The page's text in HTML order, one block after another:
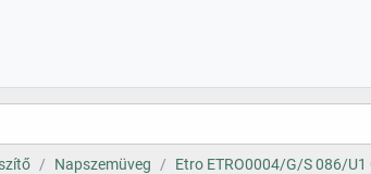
Napszemüveg Etro ETRO0004/G/S 086/U1